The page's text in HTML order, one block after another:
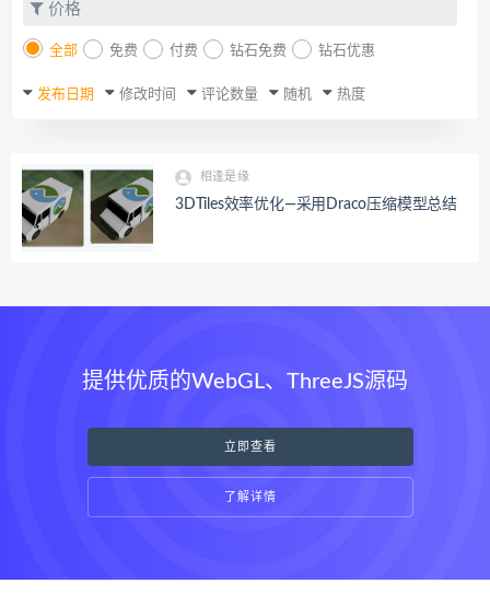
价格
全部 免费 付费 钻石免费 钻石优惠
发布日期 修改时间 评论数量 随机 热度
相逢是缘
3DTiles效率优化—采用Draco压缩模型总结
提供优质的WebGL、ThreeJS源码
立即查看
了解详情